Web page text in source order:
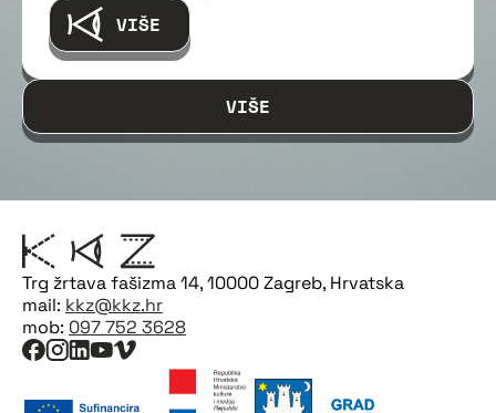
VIŠE
VIŠE
Trg žrtava fašizma 14, 10000 Zagreb, Hrvatska
mail: kkz@kkz.hr
mob: 097 752 3628